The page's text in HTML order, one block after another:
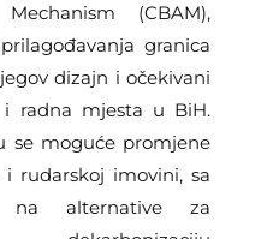
(CBAM),
granica
dizajn i očekivani
radna mjesta u BiH.
se moguće promjene
rudarskoj imovini, sa
na alternative za